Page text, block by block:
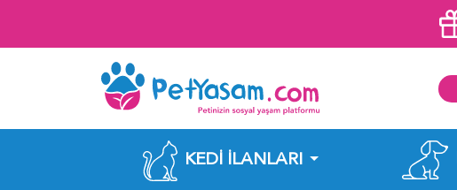
KEDI İLANLARI